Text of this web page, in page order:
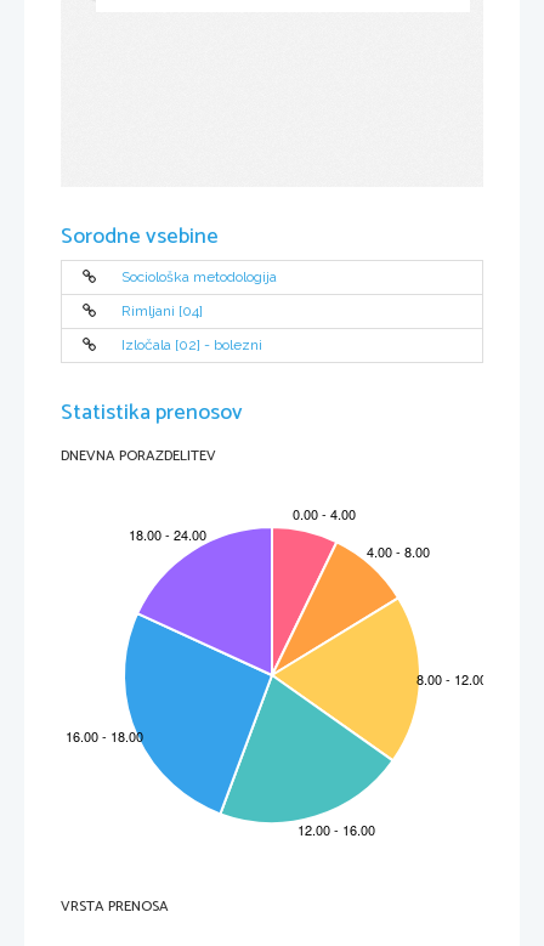
Sorodne vsebine
Sociološka metodologija
Rimljani [04]
Izločala [02] - bolezni
Statistika prenosov
DNEVNA PORAZDELITEV
VRSTA PRENOSA